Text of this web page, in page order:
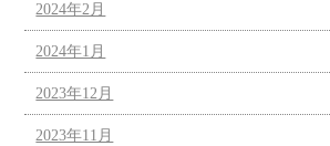
2024年2月
2024年1月
2023年12月
2023年11月